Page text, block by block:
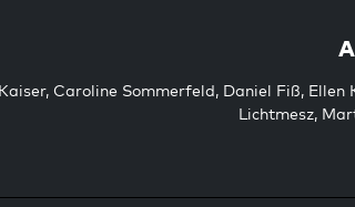
, Caroline Sommerfeld, Daniel Fiß, Ellen
Lichtmesz,